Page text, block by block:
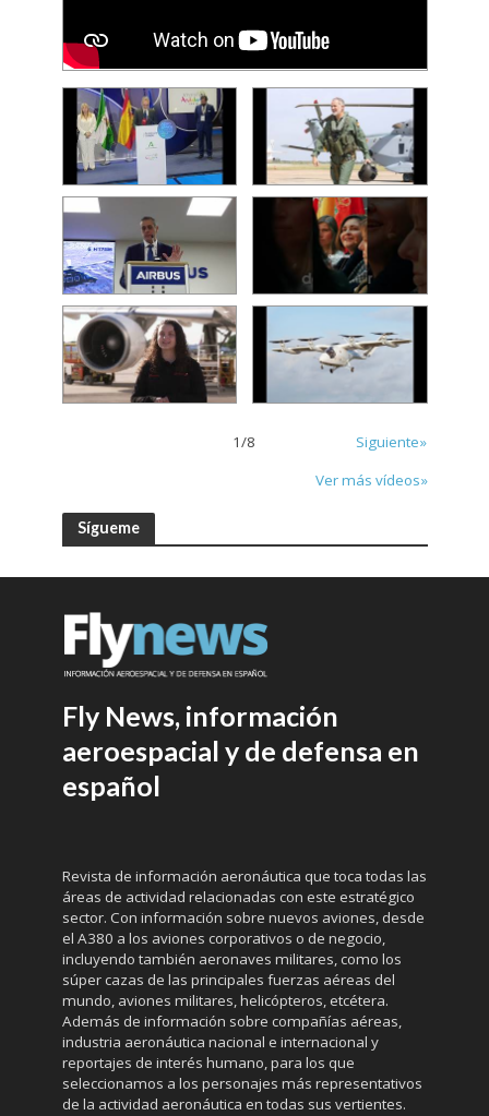
1/8
Siguiente»
Ver más vídeos»
Sígueme
Fly News, información
aeroespacial y de defensa en
español
Revista de información aeronáutica que toca todas las
áreas de actividad relacionadas con este estratégico
sector. Con información sobre nuevos aviones, desde
el A380 a los aviones corporativos o de negocio,
incluyendo también aeronaves militares, como los
súper cazas de las principales fuerzas aéreas del
mundo, aviones militares, helicópteros, etcétera.
Además de información sobre compañías aéreas,
industria aeronáutica nacional e internacional y
reportajes de interés humano, para los que
seleccionamos a los personajes más representativos
de la actividad aeronáutica en todas sus vertientes.